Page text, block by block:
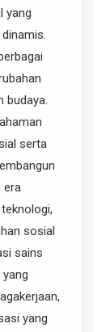
yang
budaya.
serta
era
sosial
sains
yang